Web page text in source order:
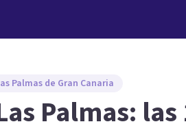
Palmas de Gran Canaria
Palmas: